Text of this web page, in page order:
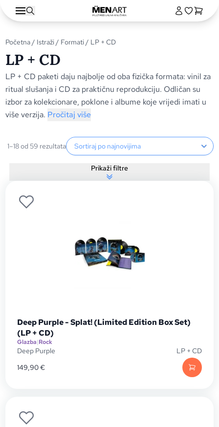
Početna/ Istraži/ Formati/ LP + CD
LP + CD
LP + CD paketi daju najbolje od oba fizička formata: vinil za
ritual slušanja i CD za praktičnu reprodukciju. Odličan su
izbor za kolekcionare, poklone i albume koje vrijedi imati u
više verzija. Pročitaj više
1–18 od 59 rezultataSortiranje proizvoda
Prikaži filtre
Deep Purple - Splat! (Limited Edition Box Set)
(LP + CD)
Glazba|Rock
Deep Purple
LP + CD
149,90€